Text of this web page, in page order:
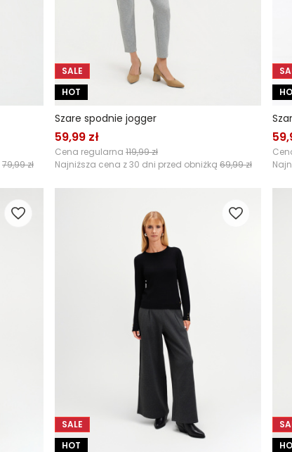
79,99 zł
SALE
HOT
Szare spodnie jogger
59,99 zł
Cena regularna 119,99 zł
Najniższa cena z 30 dni przed obniżką 69,99 zł
SALE
HOT